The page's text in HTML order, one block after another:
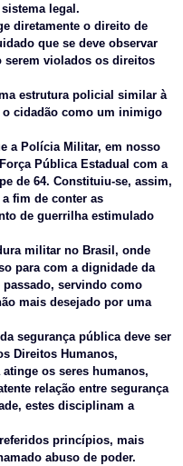
legal.
diretamente o direito de
que se deve observar
serem violados os direitos
estrutura policial similar à
cidadão como um inimigo
a Polícia Militar, em nosso
Pública Estadual com a
de 64. Constituiu-se, assim,
fim de conter as
de guerrilha estimulado
militar no Brasil, onde
para com a dignidade da
passado, servindo como
mais desejado por uma
segurança pública deve ser
Direitos Humanos,
os seres humanos,
relação entre segurança
estes disciplinam a
princípios, mais
abuso de poder.